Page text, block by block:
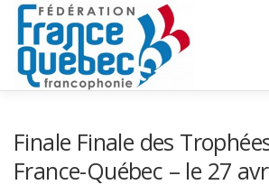
Aller
contenu
Finale Finale des
France-Québec – le 27